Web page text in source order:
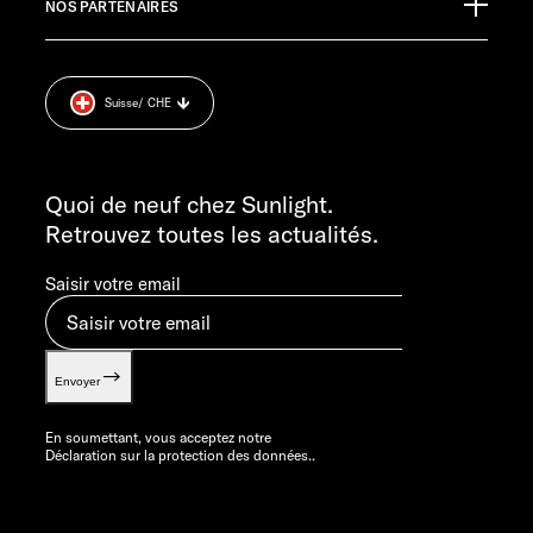
service@service.sunlight.de
DU LUNDI AU JEUDI : 7H30 – 12H00 H ET 13H00 – 16H00
LE VENDREDI : 8H30 - 12H00
info@sunlight.de
Mentions légales.
Cookie Consent
Informations sur le poids.
NOS PARTENAIRES
Quoi de neuf chez Sunlight.
Retrouvez toutes les actualités.
Saisir votre email
Envoyer
En soumettant, vous acceptez notre
Déclaration sur la protection des données..
Suisse/ CHE